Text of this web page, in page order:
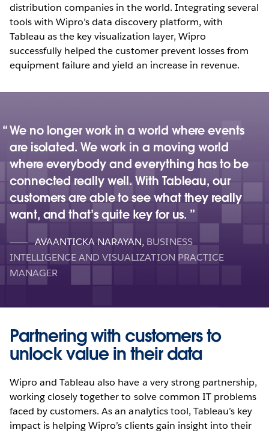
distribution companies in the world. Integrating several
tools with Wipro’s data discovery platform, with
Tableau as the key visualization layer, Wipro
successfully helped the customer prevent losses from
equipment failure and yield an increase in revenue.
We no longer work in a world where events
are isolated. We work in a moving world
where everybody and everything has to be
connected really well. With Tableau, our
customers are able to see what they really
want, and that’s quite key for us.
AVAANTICKA NARAYAN, BUSINESS
INTELLIGENCE AND VISUALIZATION PRACTICE
MANAGER
Partnering with customers to
unlock value in their data
Wipro and Tableau also have a very strong partnership,
working closely together to solve common IT problems
faced by customers. As an analytics tool, Tableau’s key
impact is helping Wipro’s clients gain insight into their